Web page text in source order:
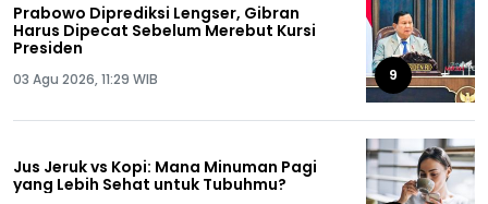
Prabowo Diprediksi Lengser, Gibran
Harus Dipecat Sebelum Merebut Kursi
Presiden
03 Agu 2026, 11:29 WIB 9
Jus Jeruk vs Kopi: Mana Minuman Pagi
yang Lebih Sehat untuk Tubuhmu?